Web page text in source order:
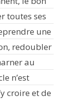
toutes ses
une
redoubler
au
n’est
croire et de